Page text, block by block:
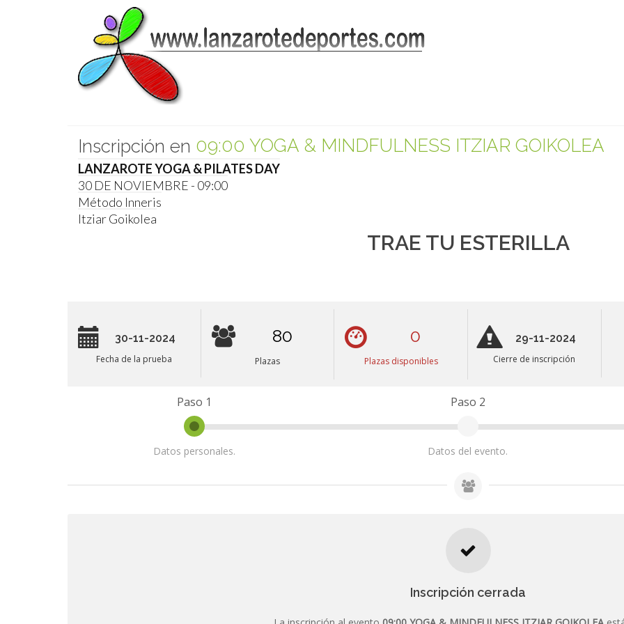
Inscripción en 09:00 YOGA & MINDFULNESS ITZIAR GOIKOLEA
el evento
LANZAROTE YOGA & PILATES DAY
30 DE NOVIEMBRE - 09:00
Método Inneris
Itziar Goikolea
TRAE TU ESTERILLA
30-11-2024
Fecha de la prueba
80
Plazas
0
Plazas disponibles
29-11-2024
Cierre de inscripción
Paso 1
Datos personales.
Paso 2
Datos del evento.
Inscripción cerrada